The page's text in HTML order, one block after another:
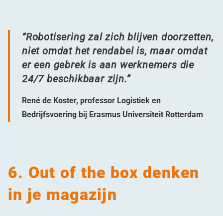
“Robotisering zal zich blijven doorzetten,
niet omdat het rendabel is, maar omdat
er een gebrek is aan werknemers die
24/7 beschikbaar zijn.”
René de Koster, professor Logistiek en
Bedrijfsvoering bij Erasmus Universiteit Rotterdam
6. Out of the box denken
in je magazijn